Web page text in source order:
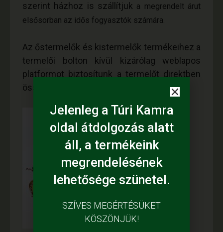
szerint házhoz is szállítjuk a megrendelt árut
elsősorban az idős fogyasztók számára.
Az őstermelők és kistermelők termékeihez a
termelői bolton kívül kizárólag weblapos
platformot biztosítunk a termelőt direktben
összekötjük a közvetlen fogyasztóval.
Jelenleg a Túri Kamra
oldal átdolgozás alatt
áll, a termékeink
megrendelésének
lehetősége szünetel.
SZÍVES MEGÉRTÉSÜKET
KÖSZÖNJÜK!